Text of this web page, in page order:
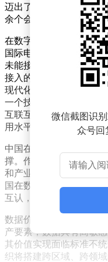
迈出了重要一步。目前
余个会员单位加入，展
在数字化浪潮席卷全球
国际电信联盟最新统计
未能接入互联网，这一
接入的不平等不仅加剧
现代化进程的关键因素
一个技术共享、能力共
互联互通和技术成果共
用水平。
中国在数字基础设施建
撑。作为全球5G网络规
和产业发展方面积累了
国在数字领域的优势，
互认，为全球数字均衡发
数据价值的充分释放是
产要素，数据具有高敏
其价值实现面临标准不
织将搭建跨区域、跨领
微信截图识
众号回